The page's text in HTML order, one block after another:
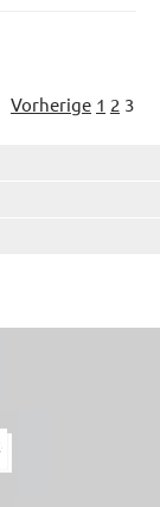
Vorherige 1 2 3